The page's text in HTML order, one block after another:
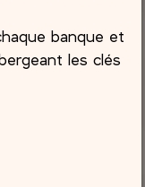
banque et
les clés